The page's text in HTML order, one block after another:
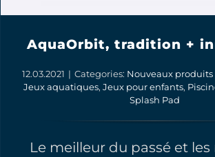
AquaOrbit, tradition +
12.03.2021 | Categories: Nouveaux produits
Jeux aquatiques, Jeux pour enfants,
Splash Pad
Le meilleur du passé et les